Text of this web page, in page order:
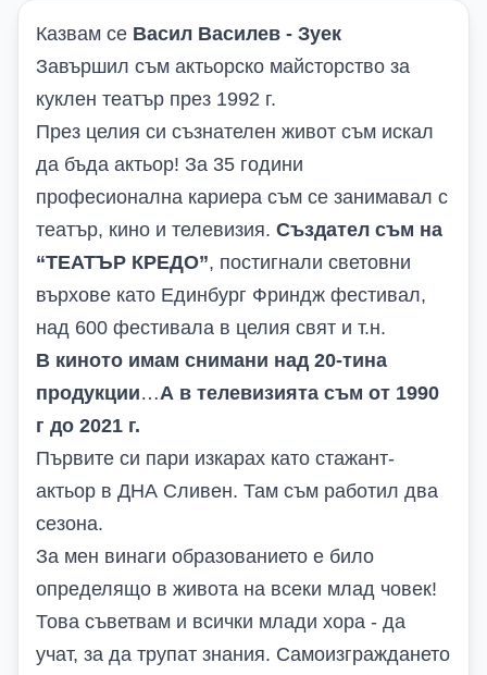
Казвам се Васил Василев - Зуек
Завършил съм актьорско майсторство за
куклен театър през 1992 г.
През целия си съзнателен живот съм искал
да бъда актьор! За 35 години
професионална кариера съм се занимавал с
театър, кино и телевизия. Създател съм на
“ТЕАТЪР КРЕДО”, постигнали световни
върхове като Единбург Фриндж фестивал,
над 600 фестивала в целия свят и т.н.
В киното имам снимани над 20-тина
продукции…А в телевизията съм от 1990
г до 2021 г.
Първите си пари изкарах като стажант-
актьор в ДНА Сливен. Там съм работил два
сезона.
За мен винаги образованието е било
определящо в живота на всеки млад човек!
Това съветвам и всички млади хора - да
учат, за да трупат знания. Самоизграждането